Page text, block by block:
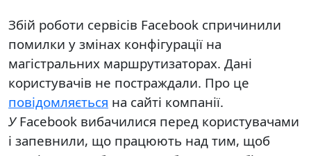
Збій роботи сервісів Facebook спричинили
помилки у змінах конфігурації на
магістральних маршрутизаторах. Дані
користувачів не постраждали. Про це
повідомляється на сайті компанії.
УFacebook вибачилися перед користувачами
і запевнили, що працюють над тим, щоб